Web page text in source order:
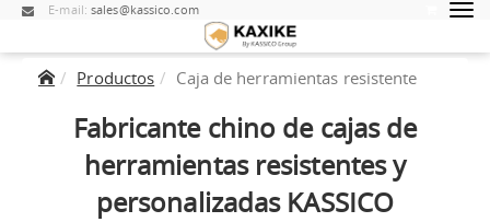
E-mail:sales@kassico.com
Productos Caja de herramientas resistente
Fabricante chino de cajas de
herramientas resistentes y
personalizadas KASSICO